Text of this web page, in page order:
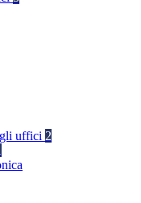
uffici 2